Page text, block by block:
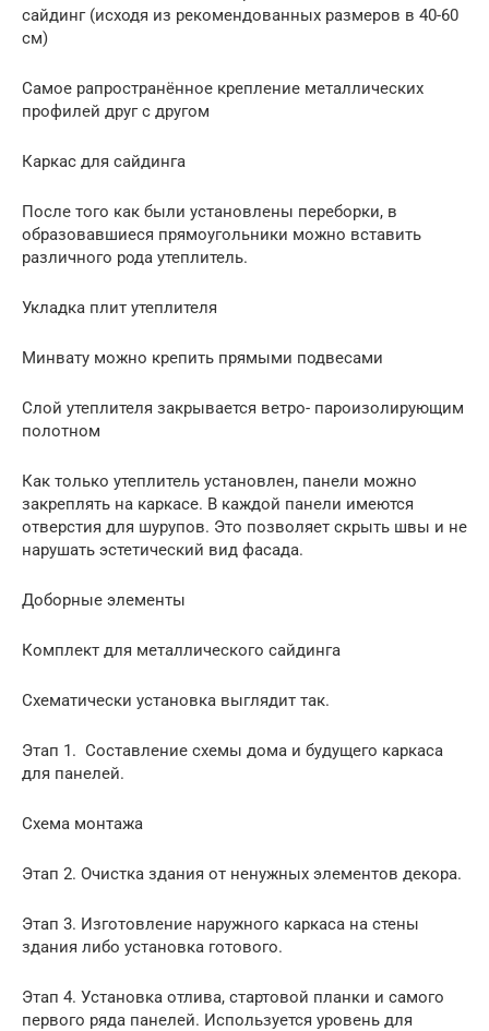
сайдинг (исходя из рекомендованных размеров в 40-60
см)
Самое рапространённое крепление металлических
профилей друг с другом
Каркас для сайдинга
После того как были установлены переборки, в
образовавшиеся прямоугольники можно вставить
различного рода утеплитель.
Укладка плит утеплителя
Минвату можно крепить прямыми подвесами
Слой утеплителя закрывается ветро- пароизолирующим
полотном
Как только утеплитель установлен, панели можно
закреплять на каркасе. В каждой панели имеются
отверстия для шурупов. Это позволяет скрыть швы и не
нарушать эстетический вид фасада.
Доборные элементы
Комплект для металлического сайдинга
Схематически установка выглядит так.
Этап 1. Составление схемы дома и будущего каркаса
для панелей.
Схема монтажа
Этап 2. Очистка здания от ненужных элементов декора.
Этап 3. Изготовление наружного каркаса на стены
здания либо установка готового.
Этап 4. Установка отлива, стартовой планки и самого
первого ряда панелей. Используется уровень для